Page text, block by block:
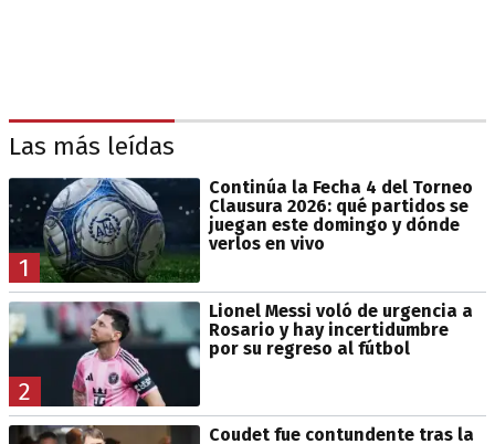
Las más leídas
1
Continúa la Fecha 4 del Torneo
Clausura 2026: qué partidos se
juegan este domingo y dónde
verlos en vivo
2
Lionel Messi voló de urgencia a
Rosario y hay incertidumbre
por su regreso al fútbol
Coudet fue contundente tras la